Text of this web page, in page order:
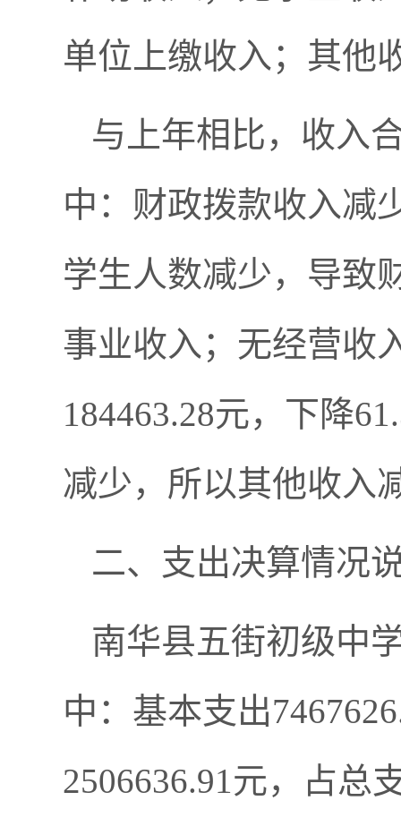
单位上缴收入；其他
与上年相比，收入
中：财政拨款收入减
学生人数减少，导致
事业收入；无经营收
184463.28元，下降
减少，所以其他收入
二、支出决算情况
南华县五街初级中
中：基本支出
2506636.91元，占总